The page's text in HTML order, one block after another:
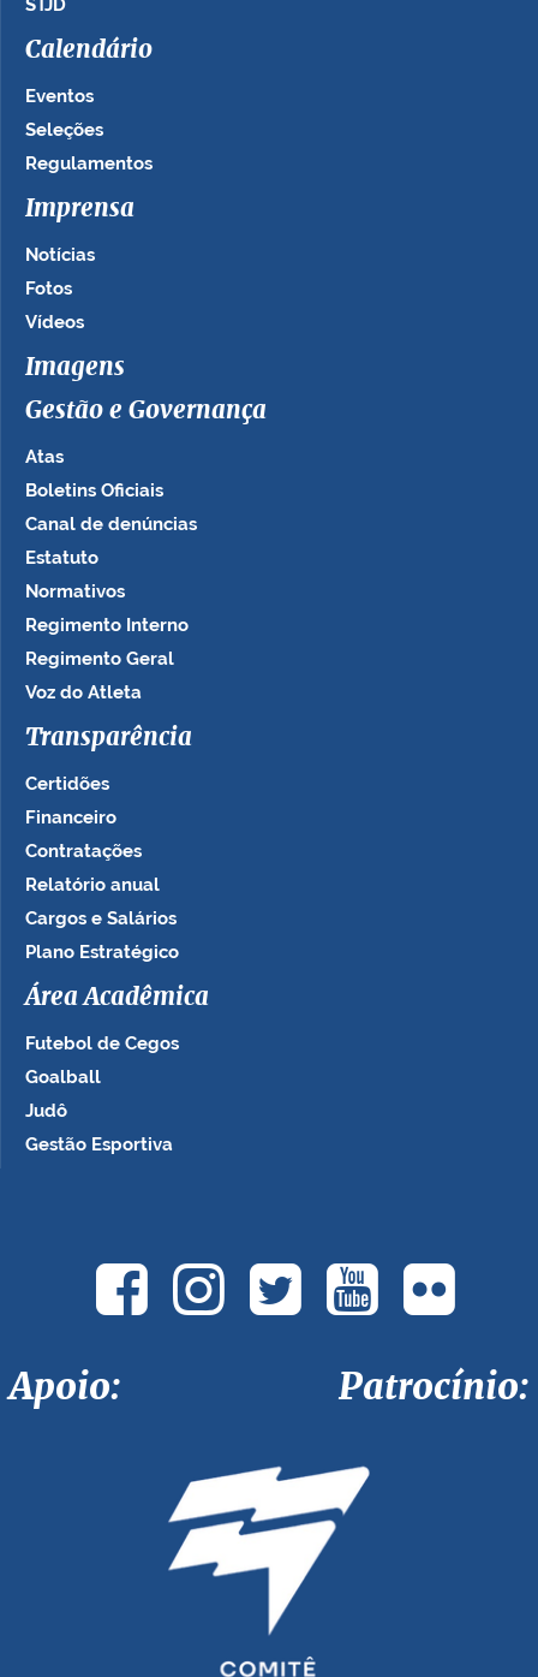
STJD
Calendário
Eventos
Seleções
Regulamentos
Imprensa
Notícias
Fotos
Vídeos
Imagens
Gestão e Governança
Atas
Boletins Oficiais
Canal de denúncias
Estatuto
Normativos
Regimento Interno
Regimento Geral
Voz do Atleta
Transparência
Certidões
Financeiro
Contratações
Relatório anual
Cargos e Salários
Plano Estratégico
Área Acadêmica
Futebol de Cegos
Goalball
Judô
Gestão Esportiva
Apoio: Patrocínio: